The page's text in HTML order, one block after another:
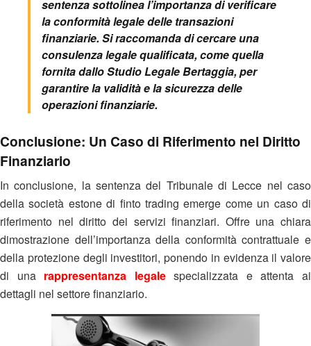
sentenza sottolinea l’importanza di verificare
la conformità legale delle transazioni
finanziarie. Si raccomanda di cercare una
consulenza legale qualificata, come quella
fornita dallo Studio Legale Bertaggia, per
garantire la validità e la sicurezza delle
operazioni finanziarie.
Conclusione: Un Caso di Riferimento nel Diritto
Finanziario
In conclusione, la sentenza del Tribunale di Lecce nel caso
della società estone di finto trading emerge come un caso di
riferimento nel diritto dei servizi finanziari. Offre una chiara
dimostrazione dell’importanza della conformità contrattuale e
della protezione degli investitori, ponendo in evidenza il valore
di una rappresentanza legalespecializzata e attenta ai
dettagli nel settore finanziario.